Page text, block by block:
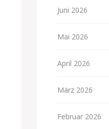
Juni 2026
Mai 2026
April 2026
März 2026
Februar 2026